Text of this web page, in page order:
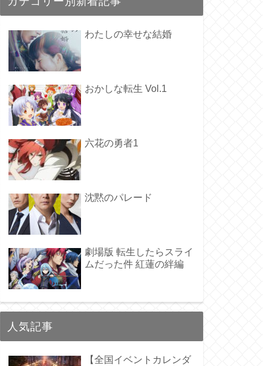
わたしの幸せな結婚
おかしな転生 Vol.1
六花の勇者1
沈黙のパレード
劇場版 転生したらスライ
ムだった件 紅蓮の絆編
人気記事
【全国イベントカレンダ